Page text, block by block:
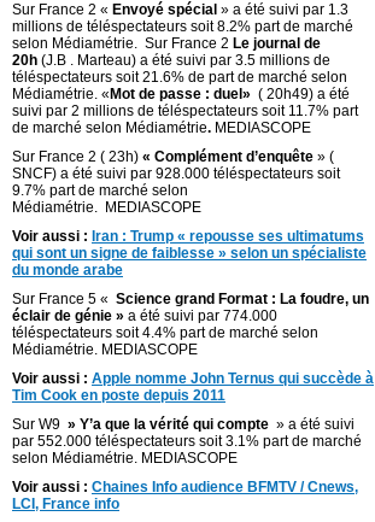
Sur France 2 « Envoyé spécial » a été suivi par 1.3
millions de téléspectateurs soit 8.2% part de marché
selon Médiamétrie. Sur France 2 Le journal de
20h (J.B . Marteau) a été suivi par 3.5 millions de
téléspectateurs soit 21.6% de part de marché selon
Médiamétrie. « Mot de passe : duel » ( 20h49) a été
suivi par 2 millions de téléspectateurs soit 11.7% part
de marché selon Médiamétrie. MEDIASCOPE
Sur France 2 ( 23h) « Complément d’enquête » (
SNCF) a été suivi par 928.000 téléspectateurs soit
9.7% part de marché selon
Médiamétrie. MEDIASCOPE
Voir aussi : Iran : Trump « repousse ses ultimatums
qui sont un signe de faiblesse » selon un spécialiste
du monde arabe
Sur France 5 « Science grand Format : La foudre, un
éclair de génie » a été suivi par 774.000
téléspectateurs soit 4.4% part de marché selon
Médiamétrie. MEDIASCOPE
Voir aussi : Apple nomme John Ternus qui succède à
Tim Cook en poste depuis 2011
Sur W9 » Y’a que la vérité qui compte » a été suivi
par 552.000 téléspectateurs soit 3.1% part de marché
selon Médiamétrie. MEDIASCOPE
Voir aussi : Chaines Info audience BFMTV / Cnews,
LCI, France info